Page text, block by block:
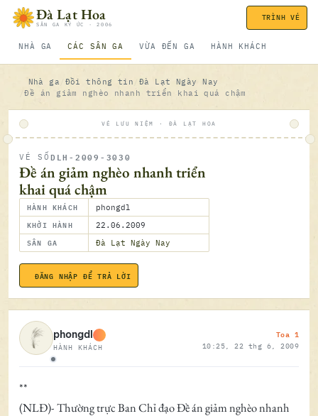
Bỏ qua nội dungĐà Lạt Hoa
SÂN GA KÝ ỨC · 2006
NHÀ GA CÁC SÂN GA VỪA ĐẾN GA HÀNH KHÁCH
TRÌNH VÉ
Nhà ga Đồi thông tin
Đà Lạt Ngày Nay
Đề án giảm nghèo nhanh triển khai quá chậm
VÉ LƯU NIỆM · ĐÀ LẠT HOA
VÉ SỐ DLH-2009-3030
Đề án giảm nghèo nhanh triển
khai quá chậm
HÀNH KHÁCH phongdl
KHỞI HÀNH 22.06.2009
SÂN GA Đà Lạt Ngày Nay
ĐĂNG NHẬP ĐỂ TRẢ LỜI
Ngoại tuyến
phongdl
HÀNH KHÁCH
Toa 1
10:25, 22 thg 6, 2009
**
(NLĐ)- Thường trực Ban Chỉ đạo Đề án giảm nghèo nhanh